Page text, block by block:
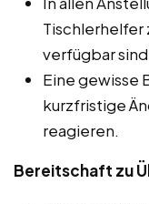
Tischlerhelfer
verfügbar
Eine gewisse
kurzfristige
reagieren.
Bereitschaft zu